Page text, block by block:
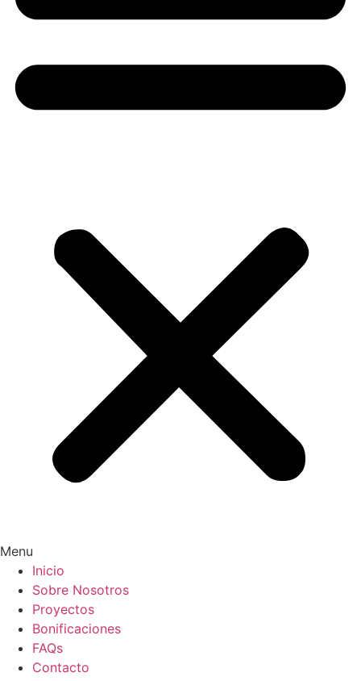
Menu
Inicio
Sobre Nosotros
Proyectos
Bonificaciones
FAQs
Contacto